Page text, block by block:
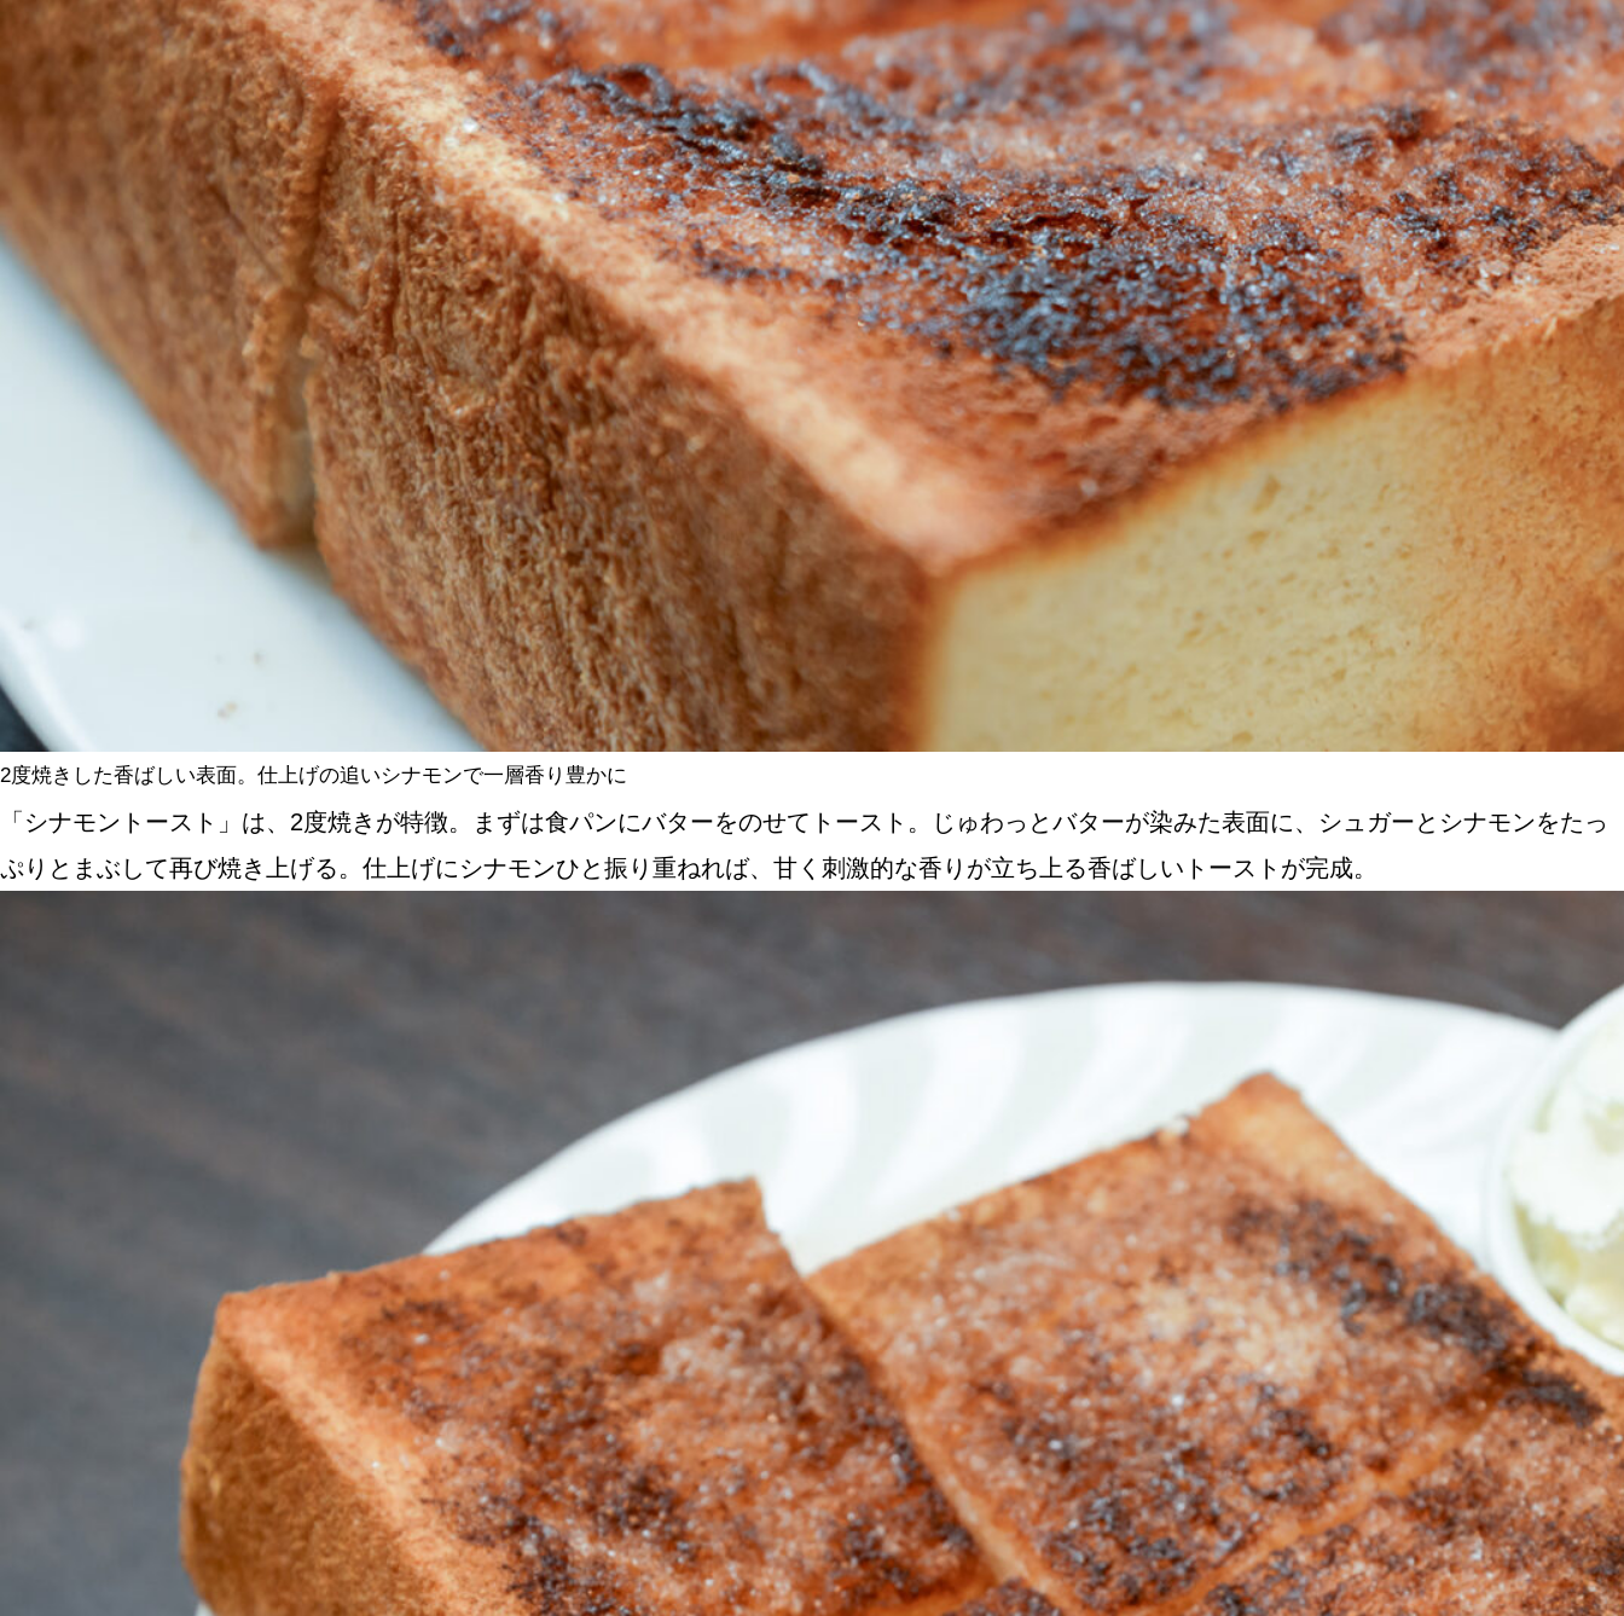
2度焼きした香ばしい表面。仕上げの追いシナモンで一層香り豊かに
「シナモントースト」は、2度焼きが特徴。まずは食パンにバターをのせてトースト。じゅわっとバターが染みた表面に、シュガーとシナモンをたっ
ぷりとまぶして再び焼き上げる。仕上げにシナモンひと振り重ねれば、甘く刺激的な香りが立ち上る香ばしいトーストが完成。